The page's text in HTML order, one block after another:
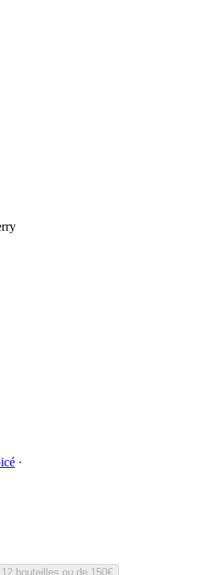
·
bouteilles ou de 150€